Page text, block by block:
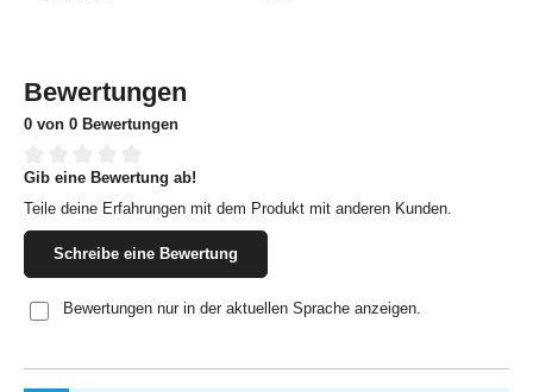
Bewertungen
0 von 0 Bewertungen
Durchschnittliche Bewertung von 0 von 5 Sternen
Gib eine Bewertung ab!
Teile deine Erfahrungen mit dem Produkt mit anderen Kunden.
Schreibe eine Bewertung
Bewertungen nur in der aktuellen Sprache anzeigen.